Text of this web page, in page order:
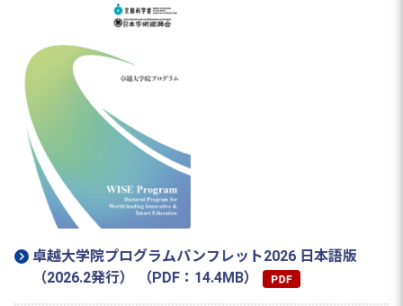
卓越大学院プログラムパンフレット2026 日本語版
（2026.2発行） （PDF：14.4MB）